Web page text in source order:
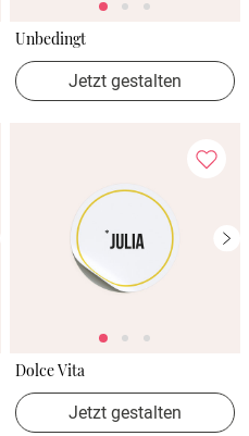
Unbedingt
Jetzt gestalten
Dolce Vita
Jetzt gestalten